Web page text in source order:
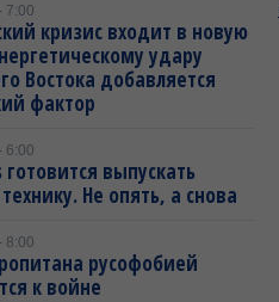
7:00
кризис входит в новую
удару
Востока добавляется
фактор
6:00
готовится выпускать
Не опять, а снова
8:00
русофобией
к войне